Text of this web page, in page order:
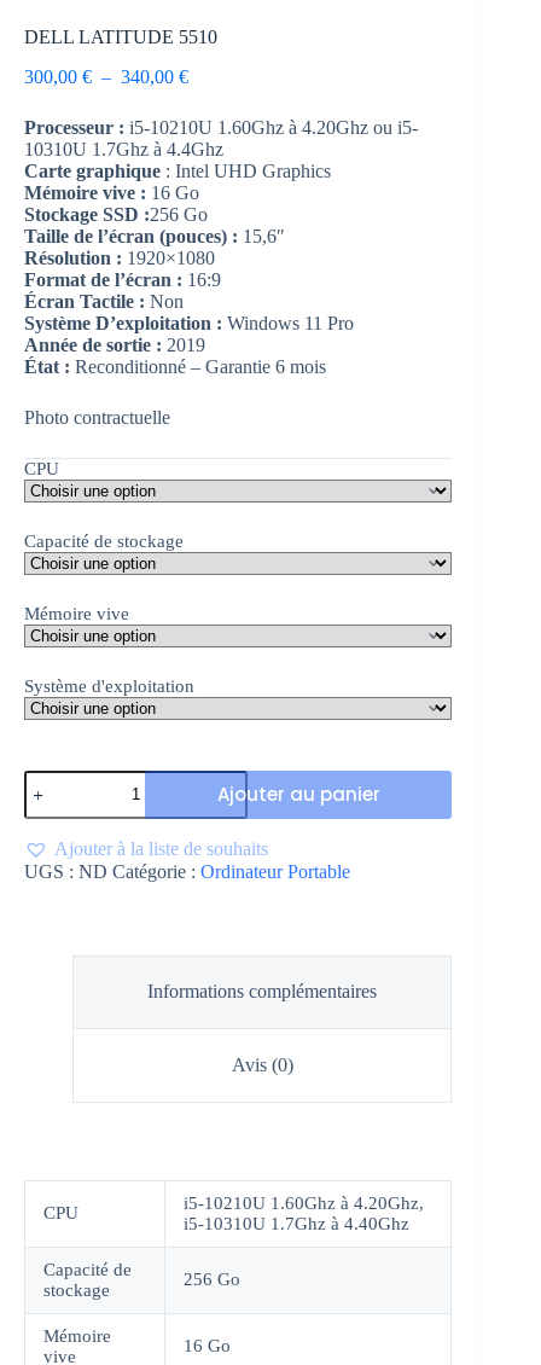
DELL LATITUDE 5510
300,00 € – 340,00 €
Processeur : i5-10210U 1.60Ghz à 4.20Ghz ou i5-
10310U 1.7Ghz à 4.4Ghz
Carte graphique : Intel UHD Graphics
Mémoire vive : 16 Go
Stockage SSD :256 Go
Taille de l’écran (pouces) : 15,6″
Résolution : 1920×1080
Format de l’écran : 16:9
Écran Tactile : Non
Système D’exploitation : Windows 11 Pro
Année de sortie : 2019
État : Reconditionné – Garantie 6 mois
Photo contractuelle
CPU
Capacité de stockage
Mémoire vive
Système d'exploitation
Ajouter au panier
Ajouter à la liste de souhaits
UGS : ND Catégorie : Ordinateur Portable
Informations complémentaires
Avis (0)
CPU
i5-10210U 1.60Ghz à 4.20Ghz,
i5-10310U 1.7Ghz à 4.40Ghz
Capacité de
stockage
256 Go
Mémoire
vive
16 Go